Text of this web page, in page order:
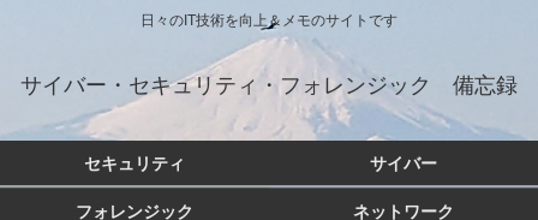
日々のIT技術を向上＆メモのサイトです
サイバー・セキュリティ・フォレンジック 備忘録
セキュリティ サイバー
フォレンジック ネットワーク